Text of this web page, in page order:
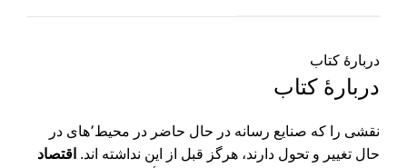
دربارهٔ کتاب
دربارهٔ کتاب
نقشی را که صنایع رسانه در حال حاضر در محیط٬های در
حال تغییر و تحول دارند، هرگز قبل از این نداشته اند. اقتصاد